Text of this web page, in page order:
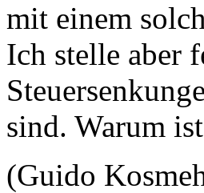
mit einem
Ich stelle aber
sind. Warum
(Guido